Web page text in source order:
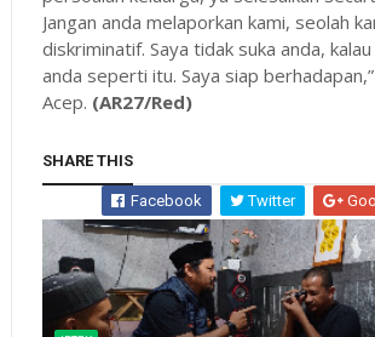
Jangan anda melaporkan kami, seolah
diskriminatif. Saya tidak suka anda,
anda seperti itu. Saya siap
Acep. (AR27/Red)
SHARE THIS
Facebook Twitter